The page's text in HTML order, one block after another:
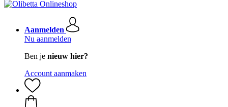
Aanmelden
Nu aanmelden
Ben je nieuw hier?
Account aanmaken